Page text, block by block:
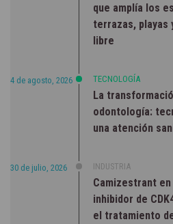
que amplía los
terrazas, playas
libre
4 de agosto, 2026 TECNOLOGÍA
La
odontología:
una atención
30 de julio, 2026 INDUSTRIA
Camizestrant
inhibidor de
el tratamiento